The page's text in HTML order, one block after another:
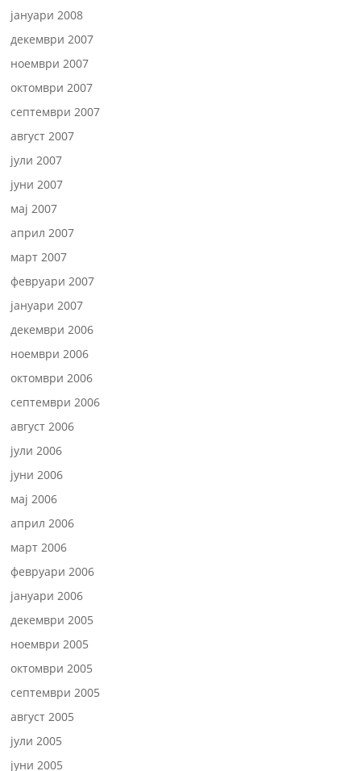
јануари 2008
декември 2007
ноември 2007
октомври 2007
септември 2007
август 2007
јули 2007
јуни 2007
мај 2007
април 2007
март 2007
февруари 2007
јануари 2007
декември 2006
ноември 2006
октомври 2006
септември 2006
август 2006
јули 2006
јуни 2006
мај 2006
април 2006
март 2006
февруари 2006
јануари 2006
декември 2005
ноември 2005
октомври 2005
септември 2005
август 2005
јули 2005
јуни 2005